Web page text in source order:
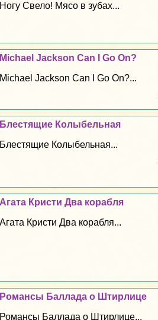
Ногу Свело! Мясо в зубах...
Michael Jackson Can I Go On?
Michael Jackson Can I Go On?...
Блестящие Колыбельная
Блестящие Колыбельная...
Агата Кристи Два корабля
Агата Кристи Два корабля...
Романсы Баллада о Штирлице
Романсы Баллада о Штирлице...